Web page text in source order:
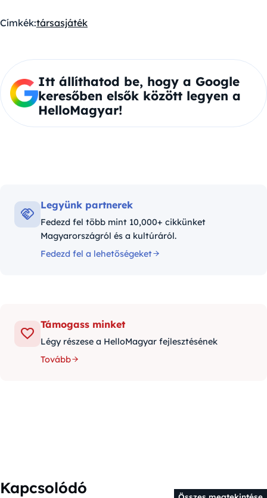
Címkék:társasjáték
Itt állíthatod be, hogy a Google
keresőben elsők között legyen a
HelloMagyar!
Legyünk partnerek
Fedezd fel több mint 10,000+ cikkünket
Magyarországról és a kultúráról.
Fedezd fel a lehetőségeket
Támogass minket
Légy részese a HelloMagyar fejlesztésének
Tovább
Kapcsolódó